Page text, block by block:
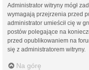
Administrator witryny mógł
wymagają przejrzenia przed
administrator umieścił cię w
postów polegające na
przed opublikowaniem na
się z administratorem witryny.
Na górę